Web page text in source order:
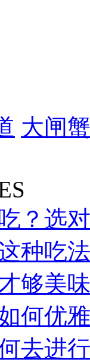
大闸
？选
种吃
够美
何优
去进